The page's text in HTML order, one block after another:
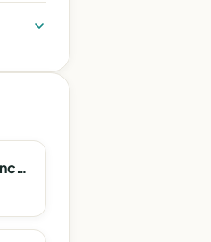
Association Pour Une Plus Belle Enfance Apbe